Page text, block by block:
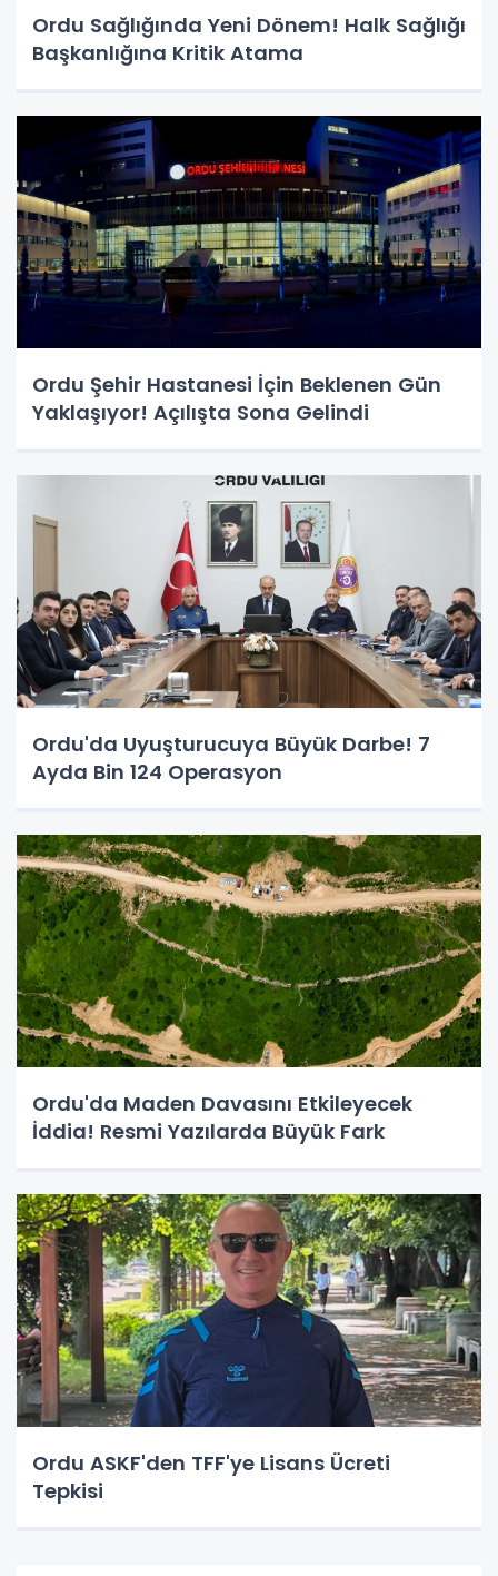
Ordu Sağlığında Yeni Dönem! Halk Sağlığı
Başkanlığına Kritik Atama
Ordu Şehir Hastanesi İçin Beklenen Gün
Yaklaşıyor! Açılışta Sona Gelindi
Ordu'da Uyuşturucuya Büyük Darbe! 7
Ayda Bin 124 Operasyon
Ordu'da Maden Davasını Etkileyecek
İddia! Resmi Yazılarda Büyük Fark
Ordu ASKF'den TFF'ye Lisans Ücreti
Tepkisi